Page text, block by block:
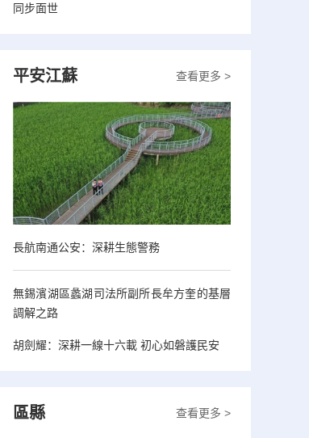
同步面世
查看更多 >
平安江蘇
長航南通公安：深耕生態警務
無錫濱湖區蠡湖司法所副所長牟方奎的基層
調解之路
胡劍耀：深耕一線十六載 初心如磐護民安
查看更多 >
區縣